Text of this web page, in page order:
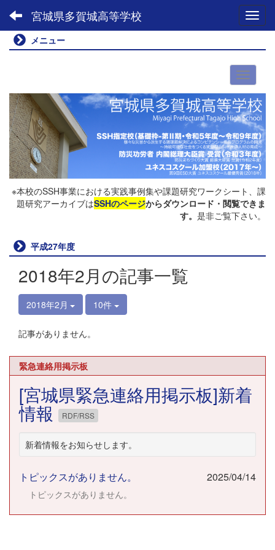
宮城県多賀城高等学校
メニュー
※本校のSSH事業における実践事例集や課題研究ワークシート、課
題研究アーカイブはSSHのページからダウンロード・閲覧できま
す。 是非ご覧下さい。
平成27年度
2018年2月の記事一覧
2018年2月 10件
記事がありません。
緊急連絡用掲示板
[宮城県緊急連絡用掲示板]新着
情報 RDF/RSS
新着情報をお知らせします。
トピックスがありません。 2025/04/14
トピックスがありません。